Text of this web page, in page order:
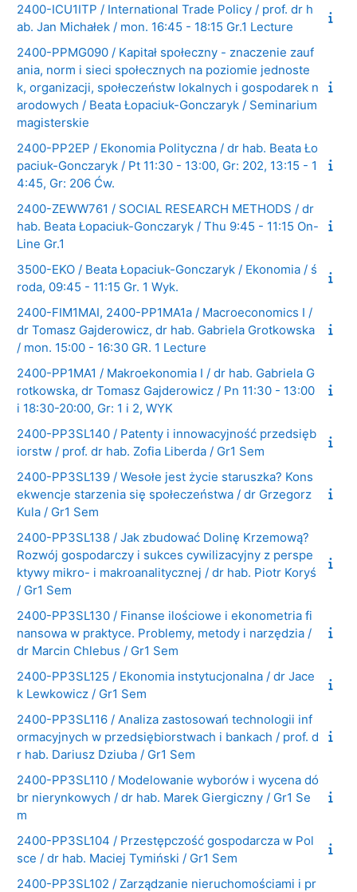
2400-ICU1ITP / International Trade Policy / prof. dr h
ab. Jan Michałek / mon. 16:45 - 18:15 Gr.1 Lecture
2400-PPMG090 / Kapitał społeczny - znaczenie zauf
ania, norm i sieci społecznych na poziomie jednoste
k, organizacji, społeczeństw lokalnych i gospodarek n
arodowych / Beata Łopaciuk-Gonczaryk / Seminarium
magisterskie
2400-PP2EP / Ekonomia Polityczna / dr hab. Beata Ło
paciuk-Gonczaryk / Pt 11:30 - 13:00, Gr: 202, 13:15 - 1
4:45, Gr: 206 Ćw.
2400-ZEWW761 / SOCIAL RESEARCH METHODS / dr
hab. Beata Łopaciuk-Gonczaryk / Thu 9:45 - 11:15 On-
Line Gr.1
3500-EKO / Beata Łopaciuk-Gonczaryk / Ekonomia / ś
roda, 09:45 - 11:15 Gr. 1 Wyk.
2400-FIM1MAI, 2400-PP1MA1a / Macroeconomics I /
dr Tomasz Gajderowicz, dr hab. Gabriela Grotkowska
/ mon. 15:00 - 16:30 GR. 1 Lecture
2400-PP1MA1 / Makroekonomia I / dr hab. Gabriela G
rotkowska, dr Tomasz Gajderowicz / Pn 11:30 - 13:00
i 18:30-20:00, Gr: 1 i 2, WYK
2400-PP3SL140 / Patenty i innowacyjność przedsięb
iorstw / prof. dr hab. Zofia Liberda / Gr1 Sem
2400-PP3SL139 / Wesołe jest życie staruszka? Kons
ekwencje starzenia się społeczeństwa / dr Grzegorz
Kula / Gr1 Sem
2400-PP3SL138 / Jak zbudować Dolinę Krzemową?
Rozwój gospodarczy i sukces cywilizacyjny z perspe
ktywy mikro- i makroanalitycznej / dr hab. Piotr Koryś
/ Gr1 Sem
2400-PP3SL130 / Finanse ilościowe i ekonometria fi
nansowa w praktyce. Problemy, metody i narzędzia /
dr Marcin Chlebus / Gr1 Sem
2400-PP3SL125 / Ekonomia instytucjonalna / dr Jace
k Lewkowicz / Gr1 Sem
2400-PP3SL116 / Analiza zastosowań technologii inf
ormacyjnych w przedsiębiorstwach i bankach / prof. d
r hab. Dariusz Dziuba / Gr1 Sem
2400-PP3SL110 / Modelowanie wyborów i wycena dó
br nierynkowych / dr hab. Marek Giergiczny / Gr1 Se
m
2400-PP3SL104 / Przestępczość gospodarcza w Pol
sce / dr hab. Maciej Tymiński / Gr1 Sem
2400-PP3SL102 / Zarządzanie nieruchomościami i pr